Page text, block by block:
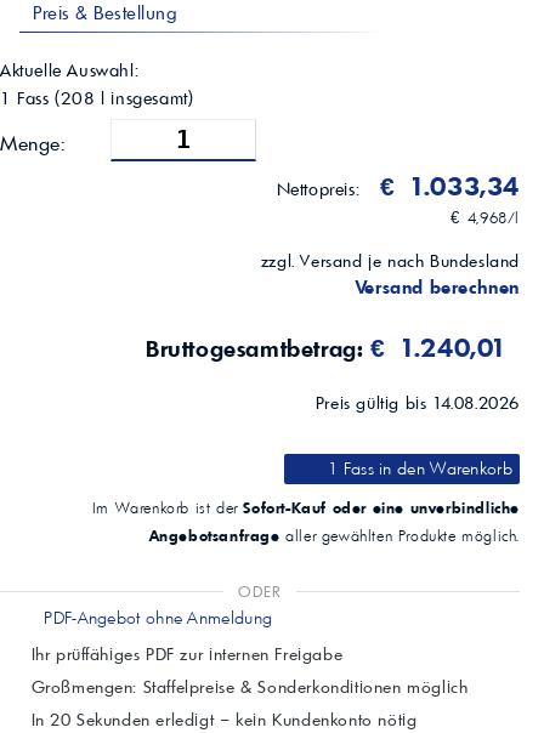
173 °C
Kupferstreifenkorrosion
1b
Oxidations-/Alterungsbeständigkeit
Hervorragend
24 Monate bei 5–40 °C (ungeöffnete Behälter)
Preis & Bestellung
Aktuelle Auswahl:
1 Fass (208 l insgesamt)
Menge:
Nettopreis: € 1.033,34
€ 4,968/l
zzgl. Versand je nach Bundesland
Versand berechnen
Bruttogesamtbetrag: € 1.240,01
Preis gültig bis 14.08.2026
1 Fassin den Warenkorb
Im Warenkorb ist derSofort-Kauf oder eine unverbindliche
Angebotsanfrage aller gewählten Produkte möglich.
ODER
PDF-Angebot ohne Anmeldung
Ihr prüffähiges PDF zur internen Freigabe
Großmengen: Staffelpreise & Sonderkonditionen möglich
In 20 Sekunden erledigt – kein Kundenkonto nötig